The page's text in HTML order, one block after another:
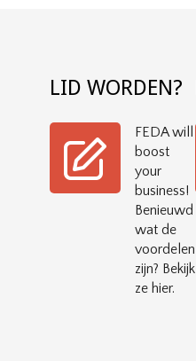
LID WORDEN?
FEDA will
boost
your
business!
Benieuwd
wat de
voordelen
zijn? Bekijk
ze hier.